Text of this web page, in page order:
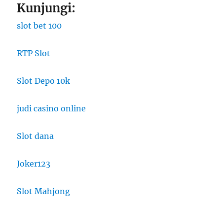
Kunjungi:
slot bet 100
RTP Slot
Slot Depo 10k
judi casino online
Slot dana
Joker123
Slot Mahjong